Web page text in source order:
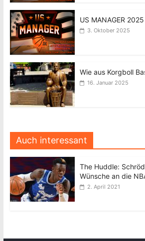
US MANAGER
3. Oktober 2025
Wie aus Korgboll
16. Januar 2025
Auch interessant
The Huddle:
Wünsche an die
2. April 2021